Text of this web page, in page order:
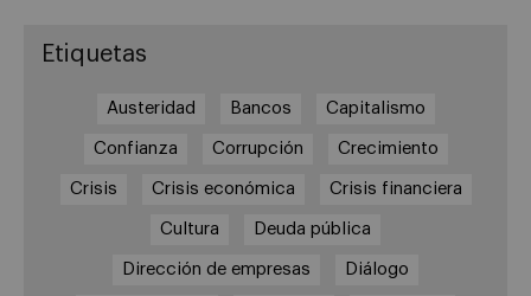
Etiquetas
Austeridad Bancos Capitalismo
Confianza Corrupción Crecimiento
Crisis Crisis económica Crisis financiera
Cultura Deuda pública
Dirección de empresas Diálogo